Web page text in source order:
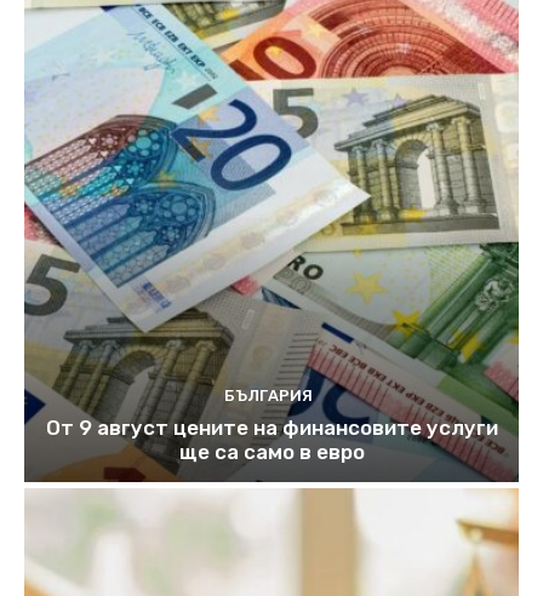
БЪЛГАРИЯ
От 9 август цените на финансовите услуги
ще са само в евро